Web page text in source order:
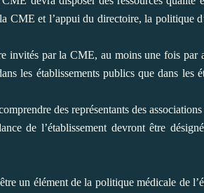
CME et l’appui du directoire, la politique
invités par la CME, au moins une fois par
les établissements publics que dans les
des représentants des associations
de l’établissement devront être
un élément de la politique médicale de